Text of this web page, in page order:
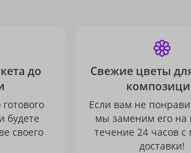
до
будете
своего
Свежие цветы
Если вам не
мы заменим его на
течение 24 часов с
доставки!